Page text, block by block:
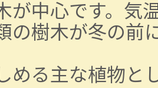
中心です。気
樹木が冬の前
る主な植物と